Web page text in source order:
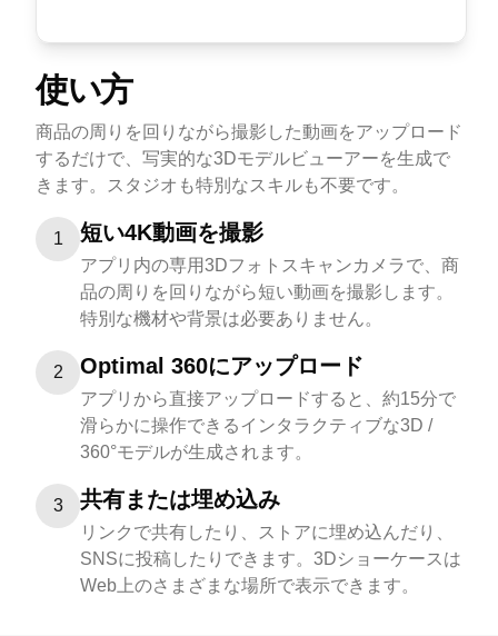
使い方
商品の周りを回りながら撮影した動画をアップロード
するだけで、写実的な3Dモデルビューアーを生成で
きます。スタジオも特別なスキルも不要です。
1 短い4K動画を撮影
アプリ内の専用3Dフォトスキャンカメラで、商
品の周りを回りながら短い動画を撮影します。
特別な機材や背景は必要ありません。
2 Optimal 360にアップロード
アプリから直接アップロードすると、約15分で
滑らかに操作できるインタラクティブな3D /
360°モデルが生成されます。
3 共有または埋め込み
リンクで共有したり、ストアに埋め込んだり、
SNSに投稿したりできます。3Dショーケースは
Web上のさまざまな場所で表示できます。